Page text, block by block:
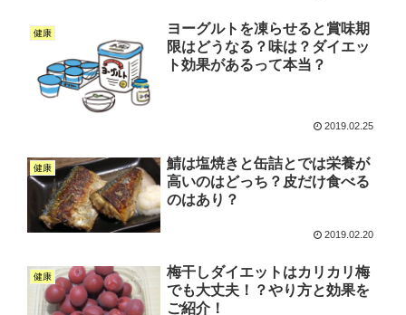
健康
ヨーグルトを凍らせると賞味期
限はどうなる？味は？ダイエッ
ト効果があるって本当？
2019.02.25
健康
鯖は塩焼きと缶詰とでは栄養が
高いのはどっち？皮だけ食べる
のはあり？
2019.02.20
健康
梅干しダイエットはカリカリ梅
でも大丈夫！？やり方と効果を
ご紹介！